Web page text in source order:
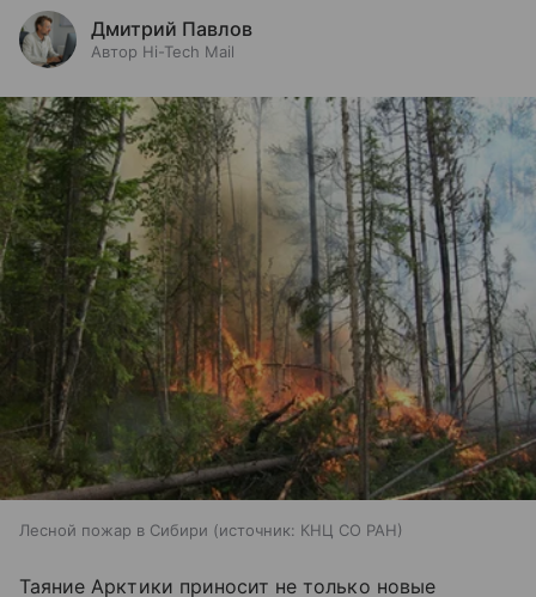
Дмитрий Павлов
Автор Hi-Tech Mail
Лесной пожар в Сибири источник: КНЦ СО РАН
Таяние Арктики приносит не только новые